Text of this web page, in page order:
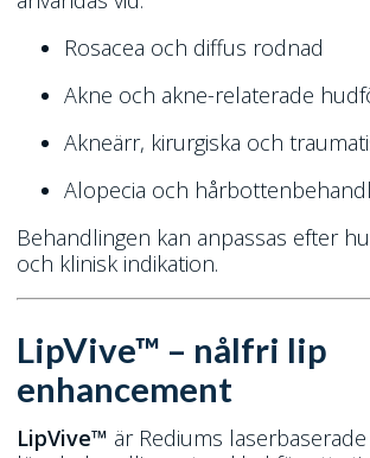
Rosacea och diffus rodnad
Akne och akne-relaterade
Akneärr, kirurgiska och
Alopecia och
Behandlingen kan anpassas efter
och klinisk indikation.
LipVive™ – nålfri lip
enhancement
LipVive™ är Rediums laserbaserade